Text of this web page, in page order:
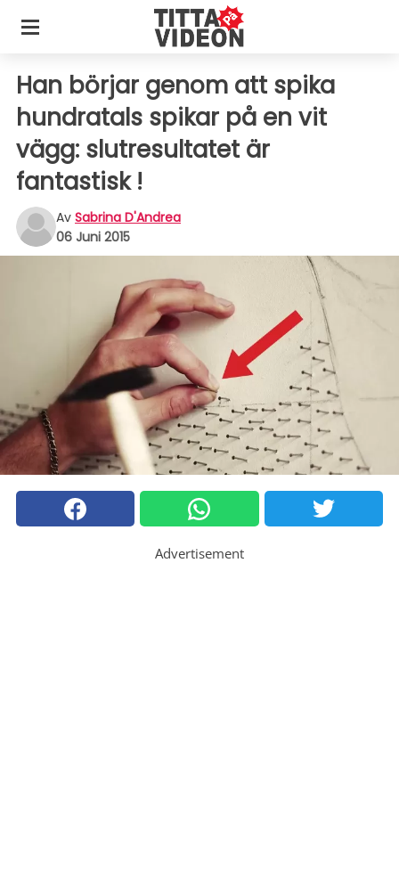
Han börjar genom att spika
hundratals spikar på en vit
vägg: slutresultatet är
fantastisk !
Av Sabrina D'Andrea
06 Juni 2015
Advertisement